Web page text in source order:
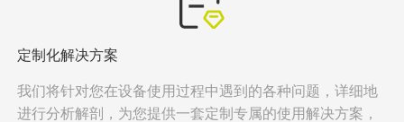
定制化解决方案
我们将针对您在设备使用过程中遇到的各种问题，详细地
进行分析解剖，为您提供一套定制专属的使用解决方案，